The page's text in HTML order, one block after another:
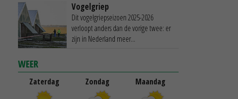
Vogelgriep
Dit vogelgriepseizoen 2025-2026
verloopt anders dan de vorige twee: er
zijn in Nederland meer...
WEER
Zaterdag Zondag Maandag